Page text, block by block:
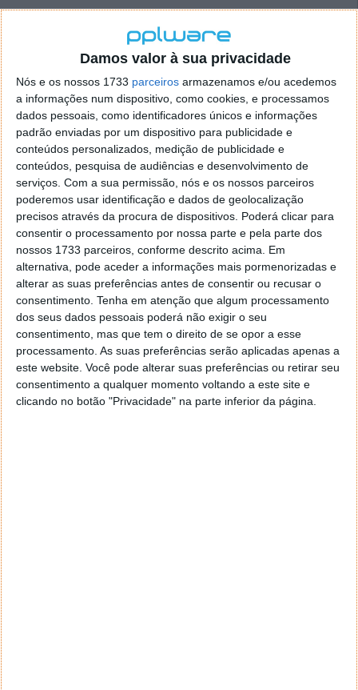
Damos valor à sua privacidade
Nós e os nossos 1733 parceiros armazenamos e/ou acedemos
a informações num dispositivo, como cookies, e processamos
dados pessoais, como identificadores únicos e informações
padrão enviadas por um dispositivo para publicidade e
conteúdos personalizados, medição de publicidade e
conteúdos, pesquisa de audiências e desenvolvimento de
serviços. Com a sua permissão, nós e os nossos parceiros
poderemos usar identificação e dados de geolocalização
precisos através da procura de dispositivos. Poderá clicar para
consentir o processamento por nossa parte e pela parte dos
nossos 1733 parceiros, conforme descrito acima. Em
alternativa, pode aceder a informações mais pormenorizadas e
alterar as suas preferências antes de consentir ou recusar o
consentimento. Tenha em atenção que algum processamento
dos seus dados pessoais poderá não exigir o seu
consentimento, mas que tem o direito de se opor a esse
processamento. As suas preferências serão aplicadas apenas a
este website. Você pode alterar suas preferências ou retirar seu
consentimento a qualquer momento voltando a este site e
clicando no botão "Privacidade" na parte inferior da página.
Este artigo tem mais de um ano
Acompanhe o Pplware no Google Notícias
Proponha uma correção, faça uma sugestão
Autor:Pedro Pinto
Tags: Android pplware studio Ubuntu
PRÓXIMO ARTIGO
Google lançou App para Google Docs e Sheets para
iOS e Android